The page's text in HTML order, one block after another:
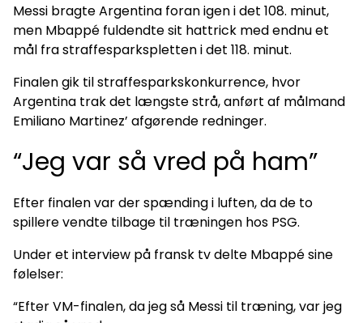
Messi bragte Argentina foran igen i det 108. minut,
men Mbappé fuldendte sit hattrick med endnu et
mål fra straffesparkspletten i det 118. minut.
Finalen gik til straffesparkskonkurrence, hvor
Argentina trak det længste strå, anført af målmand
Emiliano Martinez’ afgørende redninger.
“Jeg var så vred på ham”
Efter finalen var der spænding i luften, da de to
spillere vendte tilbage til træningen hos PSG.
Under et interview på fransk tv delte Mbappé sine
følelser:
“Efter VM-finalen, da jeg så Messi til træning, var jeg